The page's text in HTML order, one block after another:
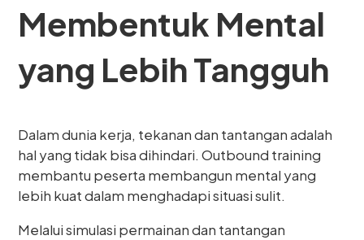
Membentuk Mental
yang Lebih Tangguh
Dalam dunia kerja, tekanan dan tantangan adalah
hal yang tidak bisa dihindari. Outbound training
membantu peserta membangun mental yang
lebih kuat dalam menghadapi situasi sulit.
Melalui simulasi permainan dan tantangan